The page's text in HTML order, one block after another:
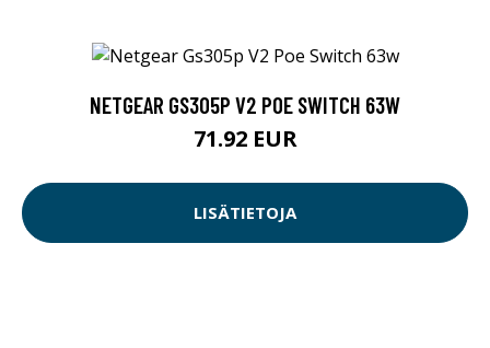
NETGEAR GS305P V2 POE SWITCH 63W
71.92 EUR
LISÄTIETOJA